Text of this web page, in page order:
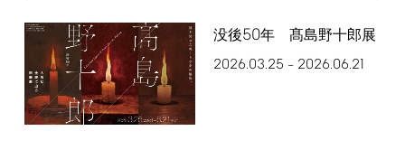
没後50年 髙島野十郎展
2026.03.25 – 2026.06.21